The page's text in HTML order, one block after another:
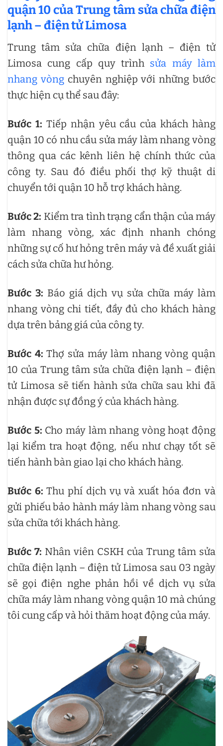
quận 10 của Trung tâm sửa chữa điện
lạnh – điện tử Limosa
Trung tâm sửa chữa điện lạnh – điện tử
Limosa cung cấp quy trình sửa máy làm
nhang vòngchuyên nghiệp với những bước
thực hiện cụ thể sau đây:
Bước 1: Tiếp nhận yêu cầu của khách hàng
quận 10 có nhu cầu sửa máy làm nhang vòng
thông qua các kênh liên hệ chính thức của
công ty. Sau đó điều phối thợ kỹ thuật di
chuyển tới quận 10 hỗ trợ khách hàng.
Bước 2: Kiểm tra tình trạng cẩn thận của máy
làm nhang vòng, xác định nhanh chóng
những sự cố hư hỏng trên máy và đề xuất giải
cách sửa chữa hư hỏng.
Bước 3: Báo giá dịch vụ sửa chữa máy làm
nhang vòng chi tiết, đầy đủ cho khách hàng
dựa trên bảng giá của công ty.
Bước 4: Thợ sửa máy làm nhang vòng quận
10 của Trung tâm sửa chữa điện lạnh – điện
tử Limosa sẽ tiến hành sửa chữa sau khi đã
nhận được sự đồng ý của khách hàng.
Bước 5: Cho máy làm nhang vòng hoạt động
lại kiểm tra hoạt động, nếu như chạy tốt sẽ
tiến hành bàn giao lại cho khách hàng.
Bước 6: Thu phí dịch vụ và xuất hóa đơn và
gửi phiếu bảo hành máy làm nhang vòng sau
sửa chữa tới khách hàng.
Bước 7: Nhân viên CSKH của Trung tâm sửa
chữa điện lạnh – điện tử Limosa sau 03 ngày
sẽ gọi điện nghe phản hồi về dịch vụ sửa
chữa máy làm nhang vòng quận 10 mà chúng
tôi cung cấp và hỏi thăm hoạt động của máy.